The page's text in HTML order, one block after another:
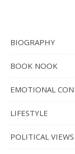
BIOGRAPHY
BOOK NOOK
EMOTIONAL
LIFESTYLE
POLITICAL VIEWS